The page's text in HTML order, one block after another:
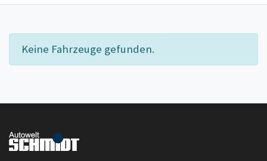
Keine Fahrzeuge gefunden.